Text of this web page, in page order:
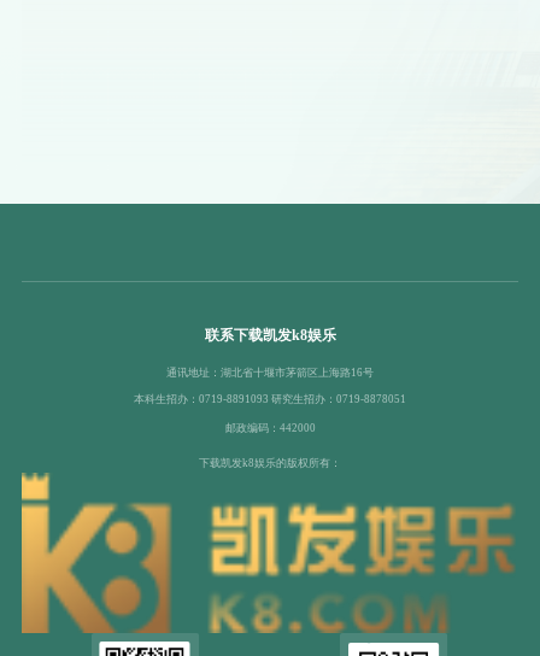
联系下载凯发k8娱乐
通讯地址：湖北省十堰市茅箭区上海路16号
本科生招办：0719-8891093 研究生招办：0719-8878051
邮政编码：442000
下载凯发k8娱乐的版权所有：